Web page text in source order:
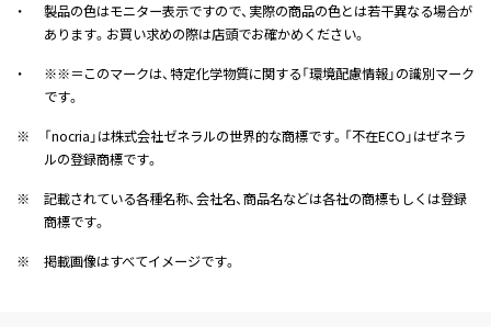
・
製品の色はモニター表示ですので、実際の商品の色とは若干異なる場合が
あります。お買い求めの際は店頭でお確かめください。
・
※※＝このマークは、特定化学物質に関する「環境配慮情報」の識別マーク
です。
※
「nocria」は株式会社ゼネラルの世界的な商標です。「不在ECO」はぜネラ
ルの登録商標です。
※
記載されている各種名称、会社名、商品名などは各社の商標もしくは登録
商標です。
※
掲載画像はすべてイメージです。